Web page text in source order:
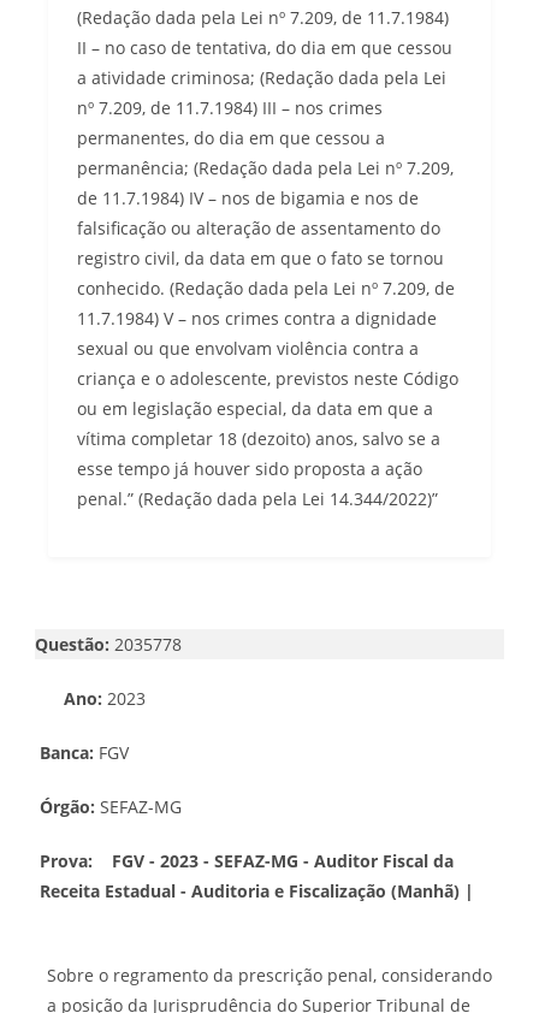
(Redação dada pela Lei nº 7.209, de 11.7.1984)
II – no caso de tentativa, do dia em que cessou
a atividade criminosa; (Redação dada pela Lei
nº 7.209, de 11.7.1984) III – nos crimes
permanentes, do dia em que cessou a
permanência; (Redação dada pela Lei nº 7.209,
de 11.7.1984) IV – nos de bigamia e nos de
falsificação ou alteração de assentamento do
registro civil, da data em que o fato se tornou
conhecido. (Redação dada pela Lei nº 7.209, de
11.7.1984) V – nos crimes contra a dignidade
sexual ou que envolvam violência contra a
criança e o adolescente, previstos neste Código
ou em legislação especial, da data em que a
vítima completar 18 (dezoito) anos, salvo se a
esse tempo já houver sido proposta a ação
penal.” (Redação dada pela Lei 14.344/2022)”
Questão: 2035778
Ano: 2023
Banca: FGV
Órgão: SEFAZ-MG
Prova:
FGV - 2023 - SEFAZ-MG - Auditor Fiscal da
Receita Estadual - Auditoria e Fiscalização (Manhã) |
Sobre o regramento da prescrição penal, considerando
a posição da Jurisprudência do Superior Tribunal de